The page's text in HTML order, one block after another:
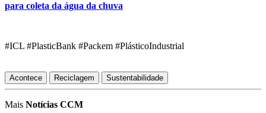
para coleta da água da chuva
#ICL #PlasticBank #Packem #PlásticoIndustrial
Acontece Reciclagem Sustentabilidade
Mais Notícias CCM